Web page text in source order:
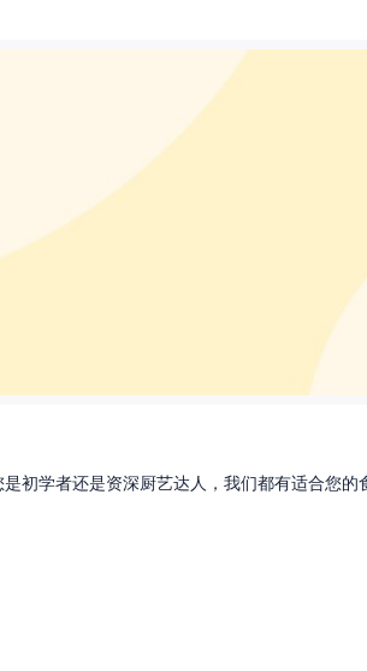
初学者还是资深厨艺达人，我们都有适合您